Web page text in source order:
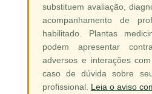
substituem avaliação,
acompanhamento de
habilitado. Plantas
podem apresentar
adversos e interações
caso de dúvida sobre
profissional. Leia o aviso